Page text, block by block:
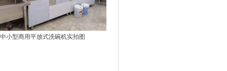
原来洗碗机还能洗菜洗龙虾！
如何正确的使用商用洗碗机确保清洗效果？
为什么不能贪便宜买低价的洗碗机
中小型商用平放式洗碗机实拍图